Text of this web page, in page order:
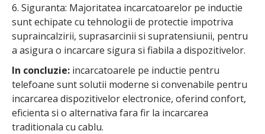
6. Siguranta: Majoritatea incarcatoarelor pe inductie
sunt echipate cu tehnologii de protectie impotriva
supraincalzirii, suprasarcinii si supratensiunii, pentru
a asigura o incarcare sigura si fiabila a dispozitivelor.
In concluzie: incarcatoarele pe inductie pentru
telefoane sunt solutii moderne si convenabile pentru
incarcarea dispozitivelor electronice, oferind confort,
eficienta si o alternativa fara fir la incarcarea
traditionala cu cablu.